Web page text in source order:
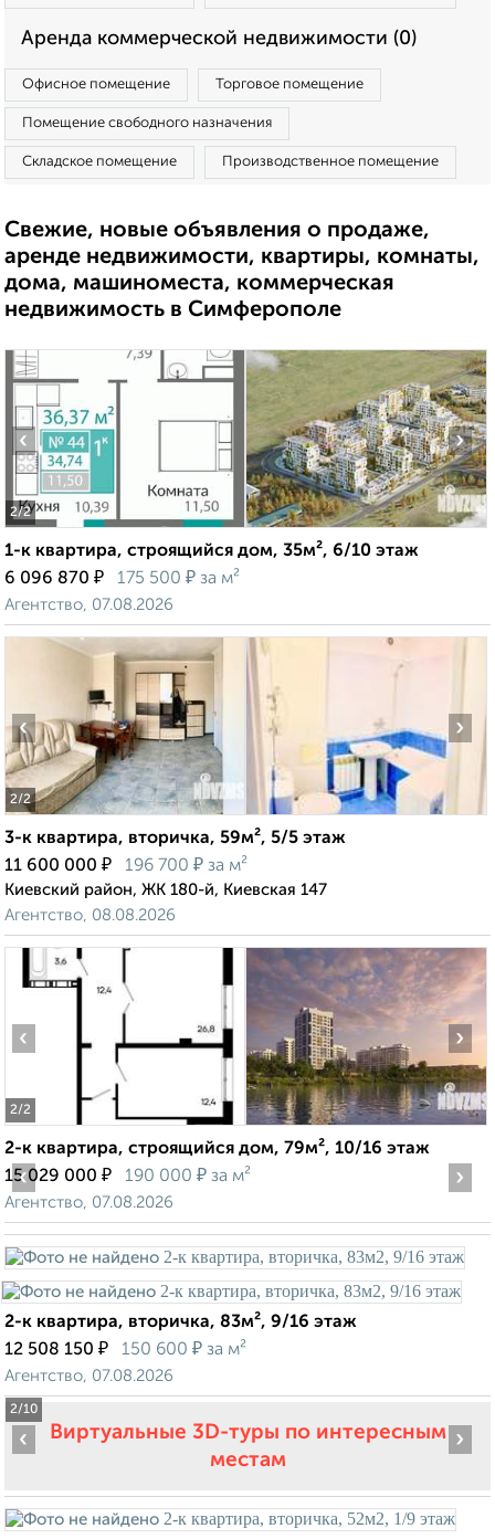
Аренда коммерческой недвижимости (0)
Офисное помещение Торговое помещение
Помещение свободного назначения
Складское помещение Производственное помещение
Свежие, новые объявления о продаже,
аренде недвижимости, квартиры, комнаты,
дома, машиноместа, коммерческая
недвижимость в Симферополе
2/2
‹ ›
1-к квартира, строящийся дом, 35м², 6/10 этаж
6 096 870 ₽ 175 500 ₽ за м²
Агентство, 07.08.2026
2/2
‹ ›
3-к квартира, вторичка, 59м², 5/5 этаж
11 600 000 ₽ 196 700 ₽ за м²
Киевский район, ЖК 180-й, Киевская 147
Агентство, 08.08.2026
2/2
‹ ›
2-к квартира, строящийся дом, 79м², 10/16 этаж
15 029 000 ₽ 190 000 ₽ за м²
Агентство, 07.08.2026
2/10
‹ ›
2-к квартира, вторичка, 83м², 9/16 этаж
12 508 150 ₽ 150 600 ₽ за м²
Агентство, 07.08.2026
Виртуальные 3D-туры по интересным
местам
‹ ›